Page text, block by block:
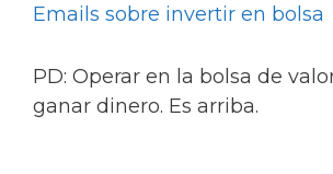
Emails sobre invertir en bolsa
PD: Operar en la bolsa de
ganar dinero. Es arriba.